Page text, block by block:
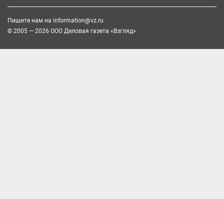
Пишите нам на information@vz.ru
© 2005 — 2026 ООО Деловая газета «Взгляд»